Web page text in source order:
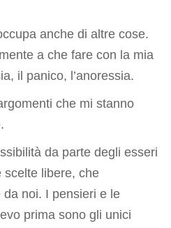
anche di altre cose.
a che fare con la mia
il panico, l’anoressia.
che mi stanno
da parte degli esseri
scelte libere, che
noi. I pensieri e le
prima sono gli unici